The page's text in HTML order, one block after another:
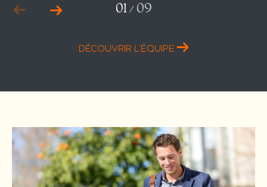
01/ 09
DÉCOUVRIR L'ÉQUIPE